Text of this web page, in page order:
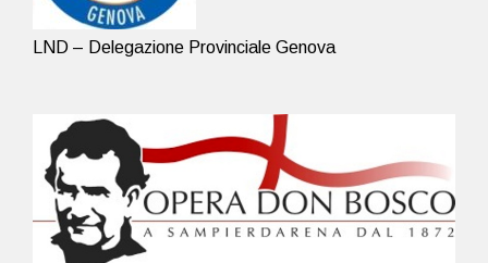
LND – Delegazione Provinciale Genova